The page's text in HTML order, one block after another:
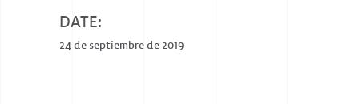
DATE:
24 de septiembre de 2019